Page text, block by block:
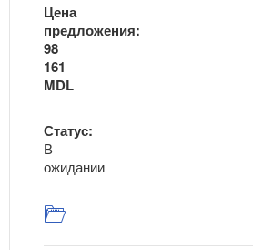
Цена
предложения:
98
161
MDL
Статус:
В
ожидании